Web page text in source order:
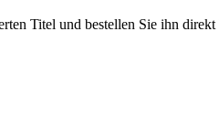
Titel und bestellen Sie ihn direkt